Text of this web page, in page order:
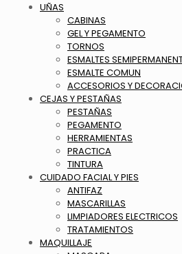
UÑAS
CABINAS
GEL Y PEGAMENTO
TORNOS
ESMALTES
ESMALTE COMUN
ACCESORIOS Y
CEJAS Y PESTAÑAS
PESTAÑAS
PEGAMENTO
HERRAMIENTAS
PRACTICA
TINTURA
CUIDADO FACIAL Y PIES
ANTIFAZ
MASCARILLAS
LIMPIADORES ELECTRICOS
TRATAMIENTOS
MAQUILLAJE